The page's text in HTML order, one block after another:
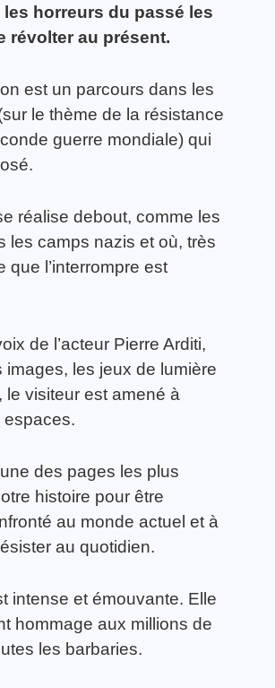
horreurs du passé les
révolter au présent.
est un parcours dans les
le thème de la résistance
guerre mondiale) qui
réalise debout, comme les
les camps nazis et où, très
que l’interrompre est
de l’acteur Pierre Arditi,
images, les jeux de lumière
le visiteur est amené à
espaces.
des pages les plus
histoire pour être
au monde actuel et à
au quotidien.
intense et émouvante. Elle
hommage aux millions de
les barbaries.